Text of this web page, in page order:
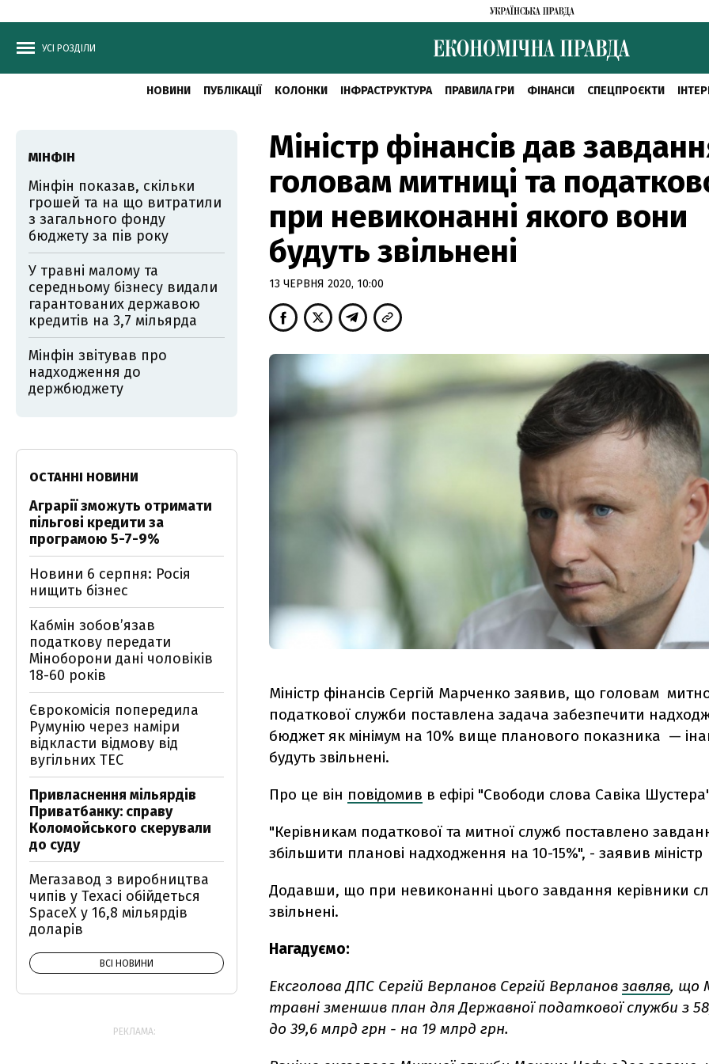
УСІ РОЗДІЛИ
НОВИНИ ПУБЛІКАЦІЇ КОЛОНКИ ІНФРАСТРУКТУРА ПРАВИЛА ГРИ ФІНАНСИ СПЕЦПРОЄКТИ
Міністр фінансів дав
головам митниці та
при невиконанні якого вони
будуть звільнені
13 ЧЕРВНЯ 2020, 10:00
Міністр фінансів Сергій Марченко заявив, що головам
податкової служби поставлена задача забезпечити
бюджет як мінімум на 10% вище планового показника —
будуть звільнені.
Про це він повідомив в ефірі "Свободи слова Савіка
"Керівникам податкової та митної служб поставлено
збільшити планові надходження на 10-15%", - заявив міністр
Додавши, що при невиконанні цього завдання керівники
звільнені.
Нагадуємо:
Ексголова ДПС Сергій Верланов Сергій Верланов завляв, що
травні зменшив план для Державної податкової служби з
до 39,6 млрд грн - на 19 млрд грн.
МІНФІН
Мінфін показав, скільки
грошей та на що витратили
з загального фонду
бюджету за пів року
У травні малому та
середньому бізнесу видали
гарантованих державою
кредитів на 3,7 мільярда
Мінфін звітував про
надходження до
держбюджету
ОСТАННІ НОВИНИ
Аграрії зможуть отримати
пільгові кредити за
програмою 5-7-9%
Новини 6 серпня: Росія
нищить бізнес
Кабмін зобовʼязав
податкову передати
Міноборони дані чоловіків
18-60 років
Єврокомісія попередила
Румунію через наміри
відкласти відмову від
вугільних ТЕС
Привласнення мільярдів
Приватбанку: справу
Коломойського скерували
до суду
Мегазавод з виробництва
чипів у Техасі обійдеться
SpaceX у 16,8 мільярдів
доларів
ВСІ НОВИНИ
РЕКЛАМА: